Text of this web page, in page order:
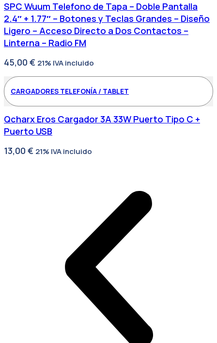
SPC Wuum Telefono de Tapa – Doble Pantalla
2.4″ + 1.77″ – Botones y Teclas Grandes – Diseño
Ligero – Acceso Directo a Dos Contactos –
Linterna – Radio FM
45,00 € 21% IVA incluido
CARGADORES TELEFONÍA / TABLET
Qcharx Eros Cargador 3A 33W Puerto Tipo C +
Puerto USB
13,00 € 21% IVA incluido